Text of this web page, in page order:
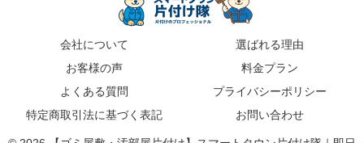
会社について
選ばれる理由
お客様の声
料金プラン
よくある質問
プライバシーポリシー
特定商取引法に基づく表記
お問い合わせ